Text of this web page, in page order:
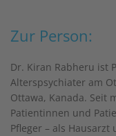
Zur Person:
Dr. Kiran Rabheru ist
Alterspsychiater am
Ottawa, Kanada. Seit
Patientinnen und
Pfleger – als